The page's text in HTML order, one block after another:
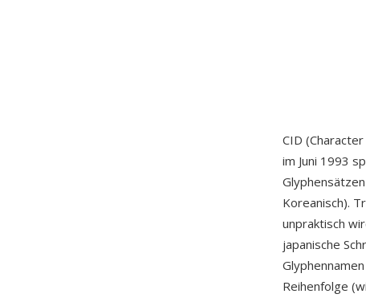
CID
im Juni 1993
Koreanisch).
unpraktisch
japanische
Reihenfolge